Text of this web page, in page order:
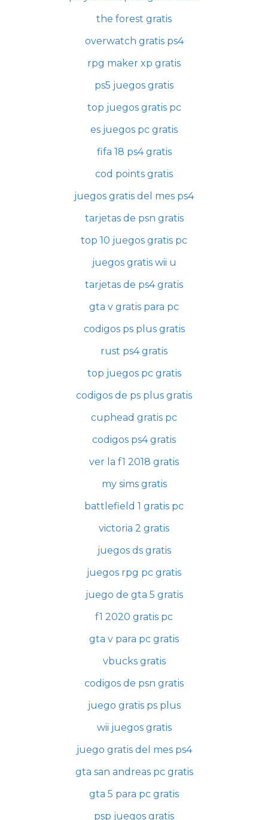
the forest gratis
overwatch gratis ps4
rpg maker xp gratis
ps5 juegos gratis
top juegos gratis pc
es juegos pc gratis
fifa 18 ps4 gratis
cod points gratis
juegos gratis del mes ps4
tarjetas de psn gratis
top 10 juegos gratis pc
juegos gratis wii u
tarjetas de ps4 gratis
gta v gratis para pc
codigos ps plus gratis
rust ps4 gratis
top juegos pc gratis
codigos de ps plus gratis
cuphead gratis pc
codigos ps4 gratis
ver la f1 2018 gratis
my sims gratis
battlefield 1 gratis pc
victoria 2 gratis
juegos ds gratis
juegos rpg pc gratis
juego de gta 5 gratis
f1 2020 gratis pc
gta v para pc gratis
vbucks gratis
codigos de psn gratis
juego gratis ps plus
wii juegos gratis
juego gratis del mes ps4
gta san andreas pc gratis
gta 5 para pc gratis
psp juegos gratis